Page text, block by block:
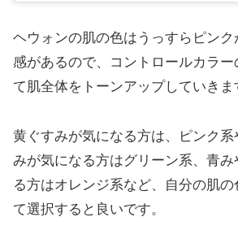
ヘウォンの肌の色はうっすらピン
感があるので、コントロールカラ
て肌全体をトーンアップしていきま
黄ぐすみが気になる方は、ピンク
みが気になる方はグリーン系、青
る方はオレンジ系など、自分の肌
て選択すると良いです。